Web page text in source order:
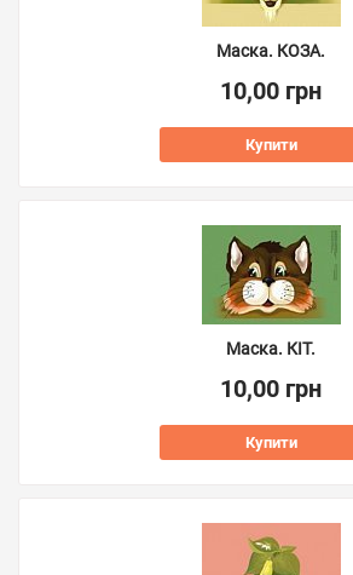
Маска. КОЗА.
10,00 грн
Купити
Маска. КІТ.
10,00 грн
Купити